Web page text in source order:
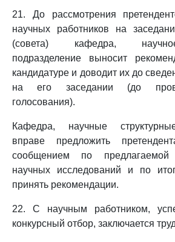
21. До рассмотрения
научных работников на
(совета) кафедра,
подразделение выносит
кандидатуре и доводит их до
на его заседании (до
голосования).
Кафедра, научные
вправе предложить
сообщением по предлагаемой
научных исследований и по
принять рекомендации.
22. С научным работником,
конкурсный отбор, заключается